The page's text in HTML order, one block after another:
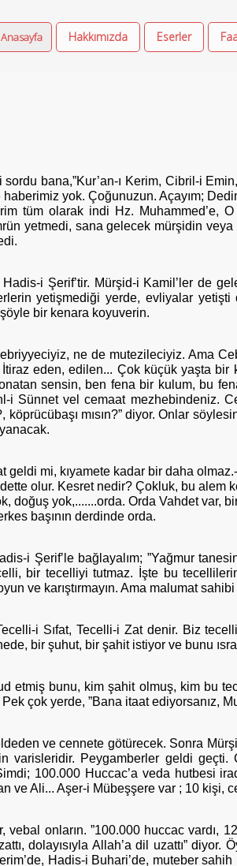
Anasayfa Hakkımızda Eserler
bana,”Kur’an-ı Kerim, Cibril-i
yok. Çoğunuzun. Açayım;
tüm olarak indi Hz. Muhammed’e,
yetmedi, sana gelecek mürşidin
i Şerif’tir. Mürşid-i Kamil’ler de
yetişmediği yerde, evliyalar yetişti
bir kenara koyuverin.
ne de mutezileciyiz. Ama
eden, edilen... Çok küçük yaşta bir
sensin, ben fena bir kulum, bu
Sünnet vel cemaat mezhebindeniz.
köprücübaşı mısın?” diyor. Onlar
mi, kıyamete kadar bir daha
olur. Kesret nedir? Çokluk, bu alem
yok,.......orda. Orda Vahdet var,
başının derdinde orda.
i Şerif’le bağlayalım; ”Yağmur
bir tecelliyi tutmaz. İşte bu
ve karıştırmayın. Ama malumat
i Sıfat, Tecelli-i Zat denir. Biz
bir şuhut, bir şahit istiyor ve bunu
etmiş bunu, kim şahit olmuş, kim bu
çok yerde, ”Bana itaat ediyorsanız,
ve cennete götürecek. Sonra
Peygamberler geldi geçti.
100.000 Huccac’a veda hutbesi
ve Ali... Aşer-i Mübeşşere var ; 10 kişi,
onların. ”100.000 huccac vardı,
dolayısıyla Allah’a dil uzattı” diyor.
Hadis-i Buhari’de, muteber